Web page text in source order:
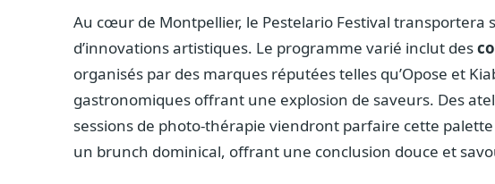
Au cœur de Montpellier, le Pestelario Festival transportera
d’innovations artistiques. Le programme varié inclut des
organisés par des marques réputées telles qu’Opose et
gastronomiques offrant une explosion de saveurs. Des
sessions de photo-thérapie viendront parfaire cette
un brunch dominical, offrant une conclusion douce et